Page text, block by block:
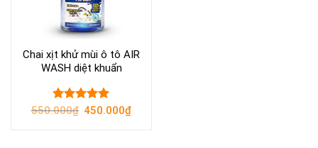
Chai xịt khử mùi ô tô AIR
WASH diệt khuẩn
Rated5.00
550.000₫ Original
450.000₫Current